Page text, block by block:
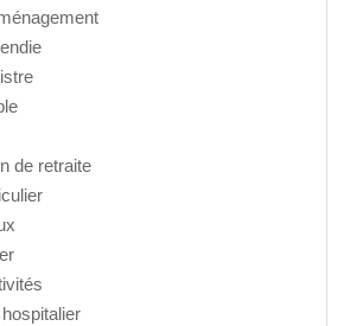
de retraite